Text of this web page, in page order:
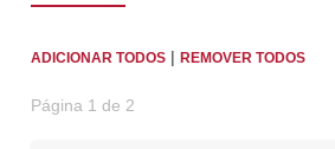
ADICIONAR TODOS |REMOVER TODOS
Página 1 de 2